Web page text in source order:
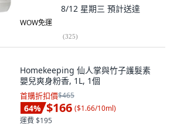
8/12 星期三 預計送達
WOW免運
(325)
Homekeeping 仙人掌與竹子護髮素
嬰兒爽身粉香, 1L, 1個
首購折扣價$465
64% $166 ($1.66/10ml)
運費 $195